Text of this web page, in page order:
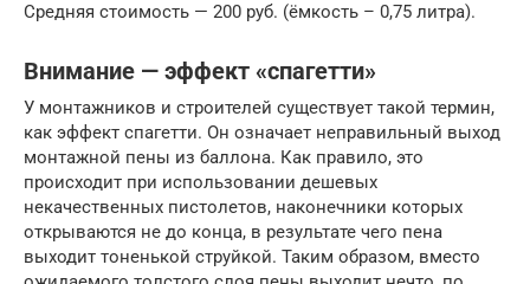
Средняя стоимость — 200 руб. (ёмкость – 0,75 литра).
Внимание — эффект «спагетти»
У монтажников и строителей существует такой термин,
как эффект спагетти. Он означает неправильный выход
монтажной пены из баллона. Как правило, это
происходит при использовании дешевых
некачественных пистолетов, наконечники которых
открываются не до конца, в результате чего пена
выходит тоненькой струйкой. Таким образом, вместо